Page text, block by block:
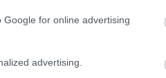
for online advertising
advertising.